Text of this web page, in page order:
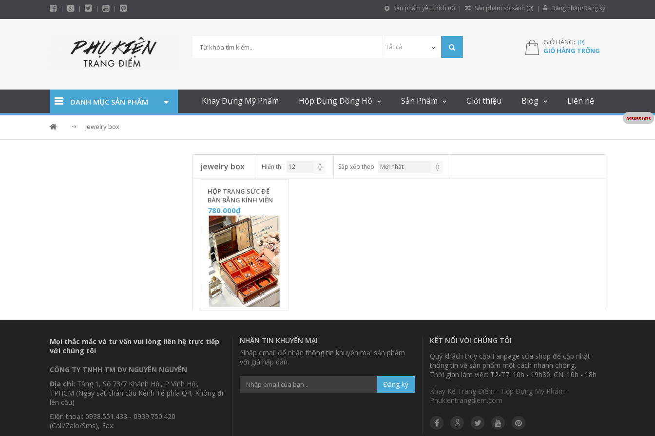
Sản phẩm yêu thích (0) Sản phẩm so sánh (0) Đăng nhập/Đăng ký
GIỎ HÀNG: (0)
GIỎ HÀNG TRỐNG
DANH MỤC SẢN PHẨM Khay Đựng Mỹ Phẩm Hộp Đựng Đồng Hồ Sản Phẩm Giới thiệu Blog Liên hệ
jewelry box
jewelry box Hiển thị Sắp xếp theo
HỘP TRANG SỨC ĐỂ
BÀN BẰNG KÍNH VIỀN
VÀNG HỒNG - HỘP
ĐỰNG PHỤ KIỆN -
TSK2C
780.000₫
Mọi thắc mắc và tư vấn vui lòng liên hệ trực tiếp
với chúng tôi
CÔNG TY TNHH TM DV NGUYÊN NGUYÊN
Địa chỉ: Tầng 1, Số 73/7 Khánh Hội, P Vĩnh Hội,
TPHCM (Ngay sát chân cầu Kênh Tẻ phía Q4, Không đi
lên cầu)
Điện thoại: 0938.551.433 - 0939.750.420
(Call/Zalo/Sms), Fax:
NHẬN TIN KHUYẾN MẠI
Nhập email để nhận thông tin khuyến mại sản phẩm
với giá hấp dẫn.
Đăng ký
KẾT NỐI VỚI CHÚNG TÔI
Quý khách truy cập Fanpage của shop để cập nhật
thông tin về sản phẩm một cách nhanh chóng.
Thời gian làm việc: T2-T7: 10h - 19h30. CN: 10h - 18h
Khay Kệ Trang Điểm - Hộp Đựng Mỹ Phẩm -
Phukientrangdiem.com
0938551433